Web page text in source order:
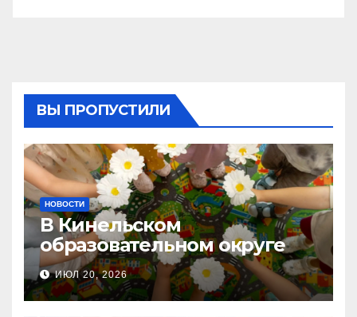
ВЫ ПРОПУСТИЛИ
НОВОСТИ
В Кинельском
образовательном округе
прошла Неделя правовой
помощи, посвящённая Дню
семьи, любви и верности
ИЮЛ 20, 2026